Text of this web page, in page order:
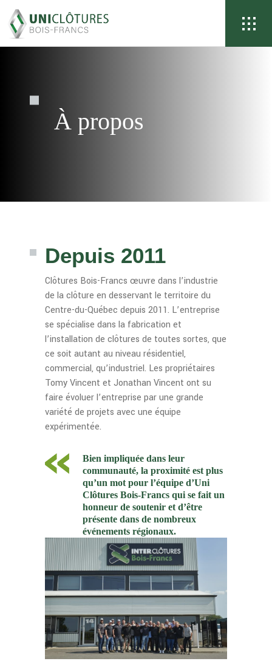
À propos
Depuis 2011
Clôtures Bois-Francs œuvre dans l’industrie
de la clôture en desservant le territoire du
Centre-du-Québec depuis 2011. L’entreprise
se spécialise dans la fabrication et
l’installation de clôtures de toutes sortes, que
ce soit autant au niveau résidentiel,
commercial, qu’industriel. Les propriétaires
Tomy Vincent et Jonathan Vincent ont su
faire évoluer l’entreprise par une grande
variété de projets avec une équipe
expérimentée.
Bien impliquée dans leur
communauté, la proximité est plus
qu’un mot pour l’équipe d’Uni
Clôtures Bois-Francs qui se fait un
honneur de soutenir et d’être
présente dans de nombreux
événements régionaux.